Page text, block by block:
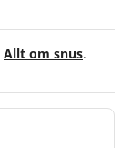
Allt om snus.